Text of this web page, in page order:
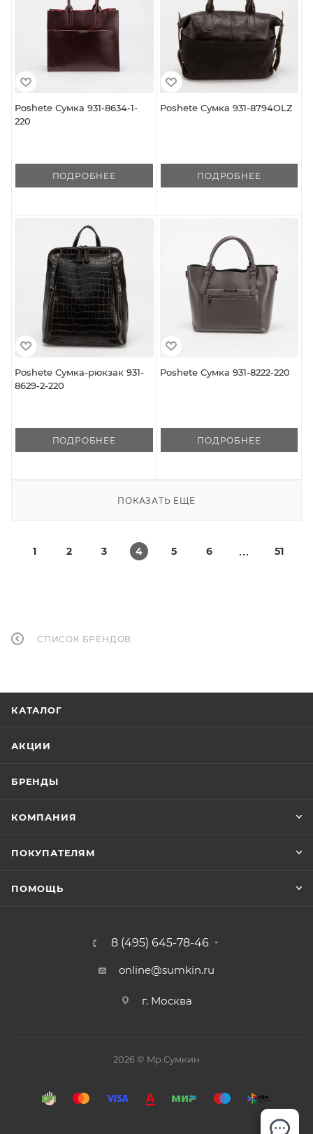
Poshete Сумка 931-8634-1-
220
ПОДРОБНЕЕ
Poshete Сумка 931-8794OLZ
ПОДРОБНЕЕ
Poshete Сумка-рюкзак 931-
8629-2-220
ПОДРОБНЕЕ
Poshete Сумка 931-8222-220
ПОДРОБНЕЕ
ПОКАЗАТЬ ЕЩЕ
1 2 3 4 5 6 51
СПИСОК БРЕНДОВ
КАТАЛОГ
АКЦИИ
БРЕНДЫ
КОМПАНИЯ
ПОКУПАТЕЛЯМ
ПОМОЩЬ
8 (495) 645-78-46
online@sumkin.ru
г. Москва
2026 © Mр.Сумкин